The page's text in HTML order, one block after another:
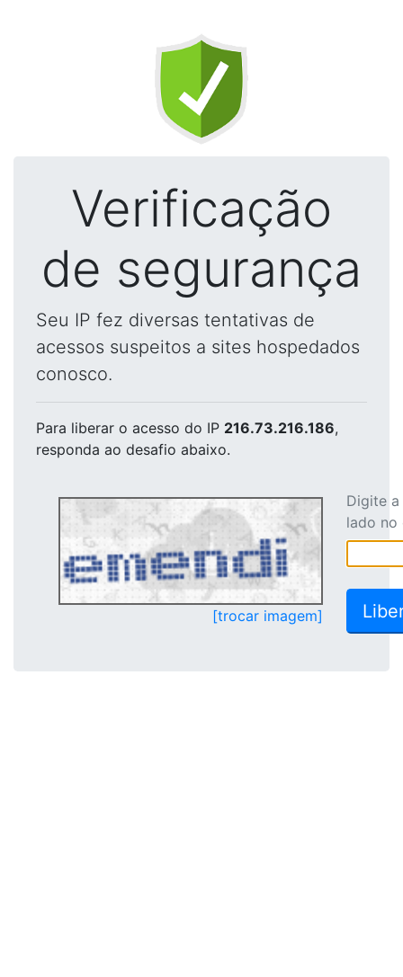
Verificação
de segurança
Seu IP fez diversas tentativas de
acessos suspeitos a sites hospedados
conosco.
Para liberar o acesso do IP 216.73.216.186,
responda ao desafio abaixo.
[trocar imagem]
Digite
lado no